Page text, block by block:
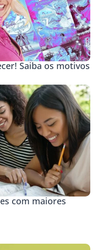
Saiba os motivos
com maiores